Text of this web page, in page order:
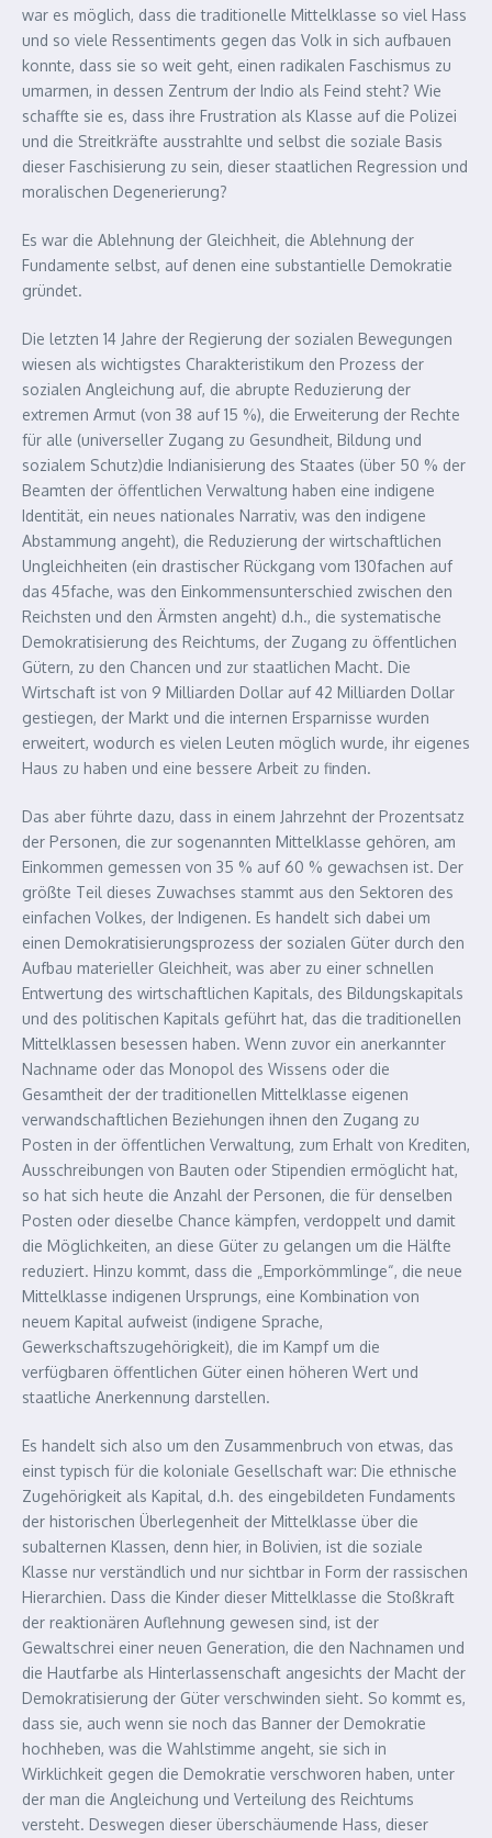
war es möglich, dass die traditionelle Mittelklasse so viel Hass
und so viele Ressentiments gegen das Volk in sich aufbauen
konnte, dass sie so weit geht, einen radikalen Faschismus zu
umarmen, in dessen Zentrum der Indio als Feind steht? Wie
schaffte sie es, dass ihre Frustration als Klasse auf die Polizei
und die Streitkräfte ausstrahlte und selbst die soziale Basis
dieser Faschisierung zu sein, dieser staatlichen Regression und
moralischen Degenerierung?
Es war die Ablehnung der Gleichheit, die Ablehnung der
Fundamente selbst, auf denen eine substantielle Demokratie
gründet.
Die letzten 14 Jahre der Regierung der sozialen Bewegungen
wiesen als wichtigstes Charakteristikum den Prozess der
sozialen Angleichung auf, die abrupte Reduzierung der
extremen Armut (von 38 auf 15 %), die Erweiterung der Rechte
für alle (universeller Zugang zu Gesundheit, Bildung und
sozialem Schutz)die Indianisierung des Staates (über 50 % der
Beamten der öffentlichen Verwaltung haben eine indigene
Identität, ein neues nationales Narrativ, was den indigene
Abstammung angeht), die Reduzierung der wirtschaftlichen
Ungleichheiten (ein drastischer Rückgang vom 130fachen auf
das 45fache, was den Einkommensunterschied zwischen den
Reichsten und den Ärmsten angeht) d.h., die systematische
Demokratisierung des Reichtums, der Zugang zu öffentlichen
Gütern, zu den Chancen und zur staatlichen Macht. Die
Wirtschaft ist von 9 Milliarden Dollar auf 42 Milliarden Dollar
gestiegen, der Markt und die internen Ersparnisse wurden
erweitert, wodurch es vielen Leuten möglich wurde, ihr eigenes
Haus zu haben und eine bessere Arbeit zu finden.
Das aber führte dazu, dass in einem Jahrzehnt der Prozentsatz
der Personen, die zur sogenannten Mittelklasse gehören, am
Einkommen gemessen von 35 % auf 60 % gewachsen ist. Der
größte Teil dieses Zuwachses stammt aus den Sektoren des
einfachen Volkes, der Indigenen. Es handelt sich dabei um
einen Demokratisierungsprozess der sozialen Güter durch den
Aufbau materieller Gleichheit, was aber zu einer schnellen
Entwertung des wirtschaftlichen Kapitals, des Bildungskapitals
und des politischen Kapitals geführt hat, das die traditionellen
Mittelklassen besessen haben. Wenn zuvor ein anerkannter
Nachname oder das Monopol des Wissens oder die
Gesamtheit der der traditionellen Mittelklasse eigenen
verwandschaftlichen Beziehungen ihnen den Zugang zu
Posten in der öffentlichen Verwaltung, zum Erhalt von Krediten,
Ausschreibungen von Bauten oder Stipendien ermöglicht hat,
so hat sich heute die Anzahl der Personen, die für denselben
Posten oder dieselbe Chance kämpfen, verdoppelt und damit
die Möglichkeiten, an diese Güter zu gelangen um die Hälfte
reduziert. Hinzu kommt, dass die „Emporkömmlinge“, die neue
Mittelklasse indigenen Ursprungs, eine Kombination von
neuem Kapital aufweist (indigene Sprache,
Gewerkschaftszugehörigkeit), die im Kampf um die
verfügbaren öffentlichen Güter einen höheren Wert und
staatliche Anerkennung darstellen.
Es handelt sich also um den Zusammenbruch von etwas, das
einst typisch für die koloniale Gesellschaft war: Die ethnische
Zugehörigkeit als Kapital, d.h. des eingebildeten Fundaments
der historischen Überlegenheit der Mittelklasse über die
subalternen Klassen, denn hier, in Bolivien, ist die soziale
Klasse nur verständlich und nur sichtbar in Form der rassischen
Hierarchien. Dass die Kinder dieser Mittelklasse die Stoßkraft
der reaktionären Auflehnung gewesen sind, ist der
Gewaltschrei einer neuen Generation, die den Nachnamen und
die Hautfarbe als Hinterlassenschaft angesichts der Macht der
Demokratisierung der Güter verschwinden sieht. So kommt es,
dass sie, auch wenn sie noch das Banner der Demokratie
hochheben, was die Wahlstimme angeht, sie sich in
Wirklichkeit gegen die Demokratie verschworen haben, unter
der man die Angleichung und Verteilung des Reichtums
versteht. Deswegen dieser überschäumende Hass, dieser